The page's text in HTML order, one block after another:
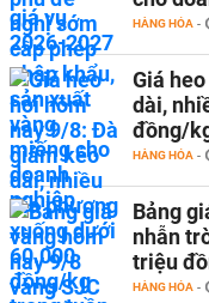
HÀNG HÓA -
Giá
dài,
đồng/
HÀNG HÓA -
Bảng
nhẫn
triệu
HÀNG HÓA -